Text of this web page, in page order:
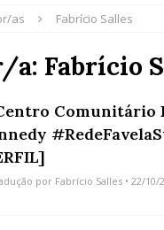
as Fabrício Salles
a: Fabrício
Comunitário
por Fabrício Salles • 22/10/